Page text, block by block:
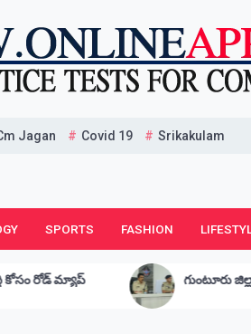
Jagan Covid 19 Srikakulam
SPORTS FASHION
గుంటూరు జిల్లాలో తొలి పిడీ యాక్ట్ కేసు